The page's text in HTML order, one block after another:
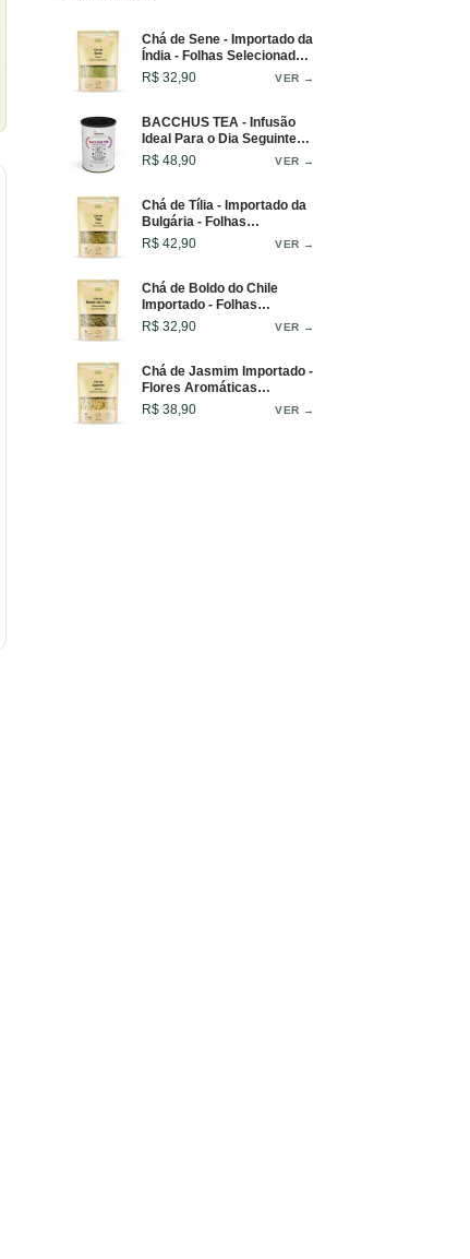
Chá de Sene - Importado da
Índia - Folhas Selecionadas
- 50g
R$ 32,90 VER →
BACCHUS TEA - Infusão
Ideal Para o Dia Seguinte
ou Após Grandes
Refeições - Lata - 50g
R$ 48,90 VER →
Chá de Tília - Importado da
Bulgária - Folhas
Aromáticas e Intensas -
50g
R$ 42,90 VER →
Chá de Boldo do Chile
Importado - Folhas
Selecionadas - 50g
R$ 32,90 VER →
Chá de Jasmim Importado -
Flores Aromáticas
Selecionadas - 50g
R$ 38,90 VER →